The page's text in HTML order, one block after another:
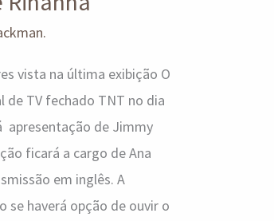
vista na última exibição O
de TV fechado TNT no dia
apresentação de Jimmy
ficará a cargo de Ana
em inglês. A
se haverá opção de ouvir o